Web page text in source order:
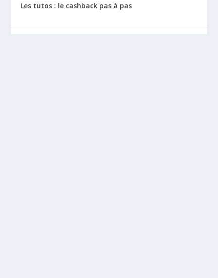
Les tutos : le cashback pas à pas